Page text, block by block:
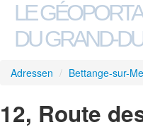
LE
DU GRAND-
Adressen / Bettange-sur-
12, Route